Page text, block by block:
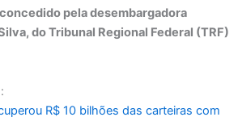
pela desembargadora
do Tribunal Regional Federal (TRF)
R$ 10 bilhões das carteiras com